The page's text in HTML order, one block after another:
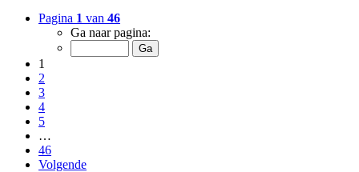
Pagina 1 van 46
Ga naar pagina:
1
2
3
4
5
…
46
Volgende